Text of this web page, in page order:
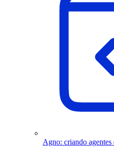
Agno: criando agentes